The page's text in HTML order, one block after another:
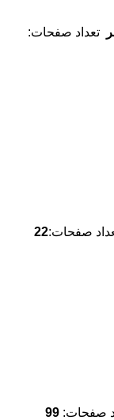
تعداد صفحات:
صفحات:22
صفحات: